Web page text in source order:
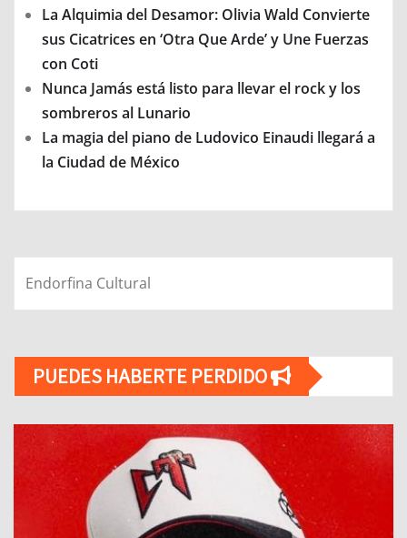
La Alquimia del Desamor: Olivia Wald Convierte
sus Cicatrices en ‘Otra Que Arde’ y Une Fuerzas
con Coti
Nunca Jamás está listo para llevar el rock y los
sombreros al Lunario
La magia del piano de Ludovico Einaudi llegará a
la Ciudad de México
Endorfina Cultural
PUEDES HABERTE PERDIDO